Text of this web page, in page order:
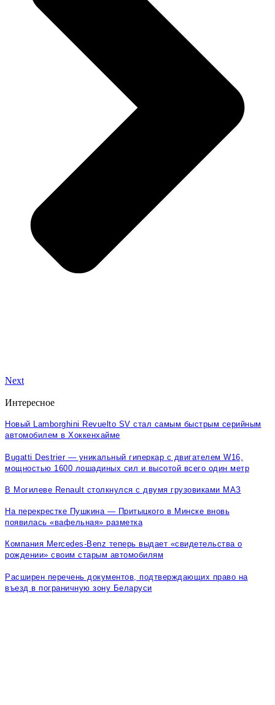
Next
Интересное
Новый Lamborghini Revuelto SV стал самым быстрым серийным
автомобилем в Хоккенхайме
Bugatti Destrier — уникальный гиперкар с двигателем W16,
мощностью 1600 лошадиных сил и высотой всего один метр
В Могилеве Renault столкнулся с двумя грузовиками МАЗ
На перекрестке Пушкина — Притыцкого в Минске вновь
появилась «вафельная» разметка
Компания Mercedes-Benz теперь выдает «свидетельства о
рождении» своим старым автомобилям
Расширен перечень документов, подтверждающих право на
въезд в пограничную зону Беларуси